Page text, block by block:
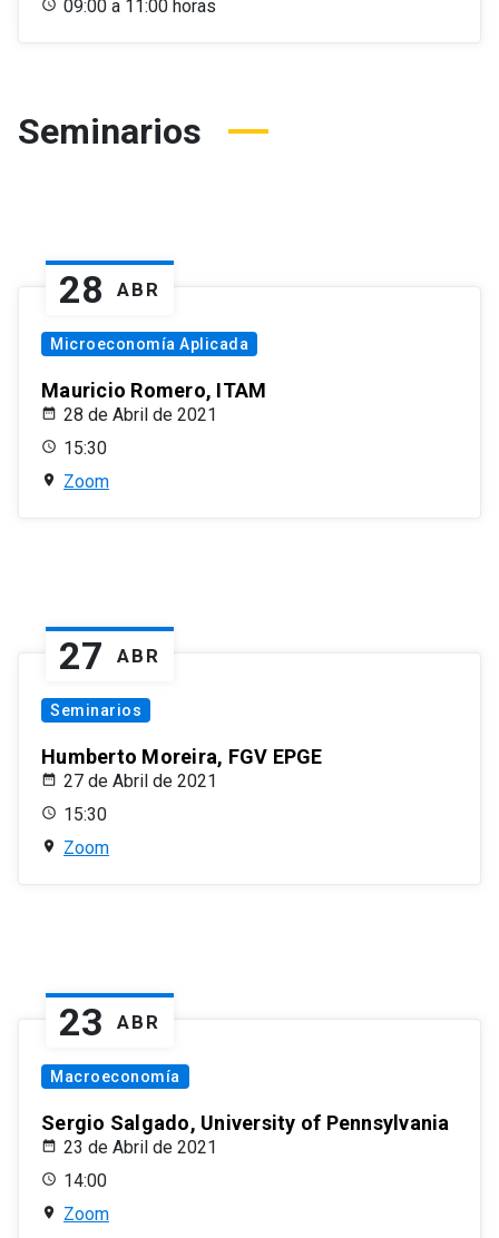
09:00 a 11:00 horas
Seminarios
28 ABR
Microeconomía Aplicada
Mauricio Romero, ITAM
28 de Abril de 2021
15:30
Zoom
27 ABR
Seminarios
Humberto Moreira, FGV EPGE
27 de Abril de 2021
15:30
Zoom
23 ABR
Macroeconomía
Sergio Salgado, University of Pennsylvania
23 de Abril de 2021
14:00
Zoom